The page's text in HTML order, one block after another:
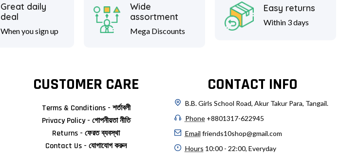
Great daily
deal
When you sign up
Wide
assortment
Mega Discounts
Easy returns
Within 3 days
CUSTOMER CARE
Terms & Conditions - শর্তাবলী
Privacy Policy - গোপনীয়তা নীতি
Returns - ফেরত ব্যবস্থা
Contact Us - যোগাযোগ করুন
CONTACT INFO
B.B. Girls School Road, Akur Takur Para, Tangail.
Phone +8801317-622945
Email friends10shop@gmail.com
Hours 10:00 - 22:00, Everyday